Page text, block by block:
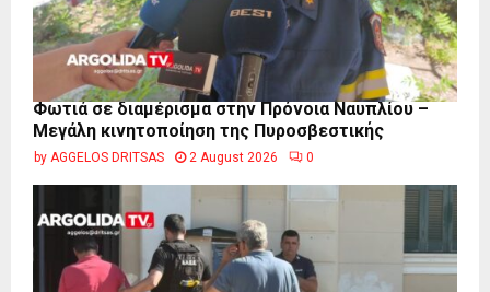
Φωτιά σε διαμέρισμα στην Πρόνοια Ναυπλίου –
Μεγάλη κινητοποίηση της Πυροσβεστικής
by AGGELOS DRITSAS 2 August 2026 0